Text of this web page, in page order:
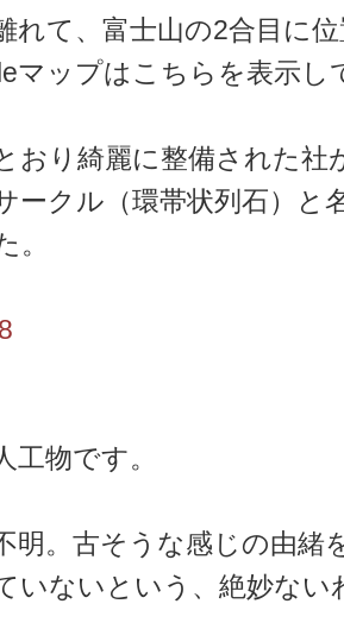
れて、富士山の2合目に
マップはこちらを表示し
おり綺麗に整備された
ークル（環帯状列石）と
。
工物です。
明。古そうな感じの由緒
いないという、絶妙な